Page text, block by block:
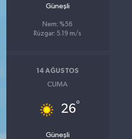
Güneşli
Nem: %56
Rüzgar: 5.19 m/s
14 AĞUSTOS
CUMA
26°
Güneşli